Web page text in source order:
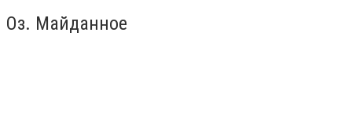
Оз. Майданное